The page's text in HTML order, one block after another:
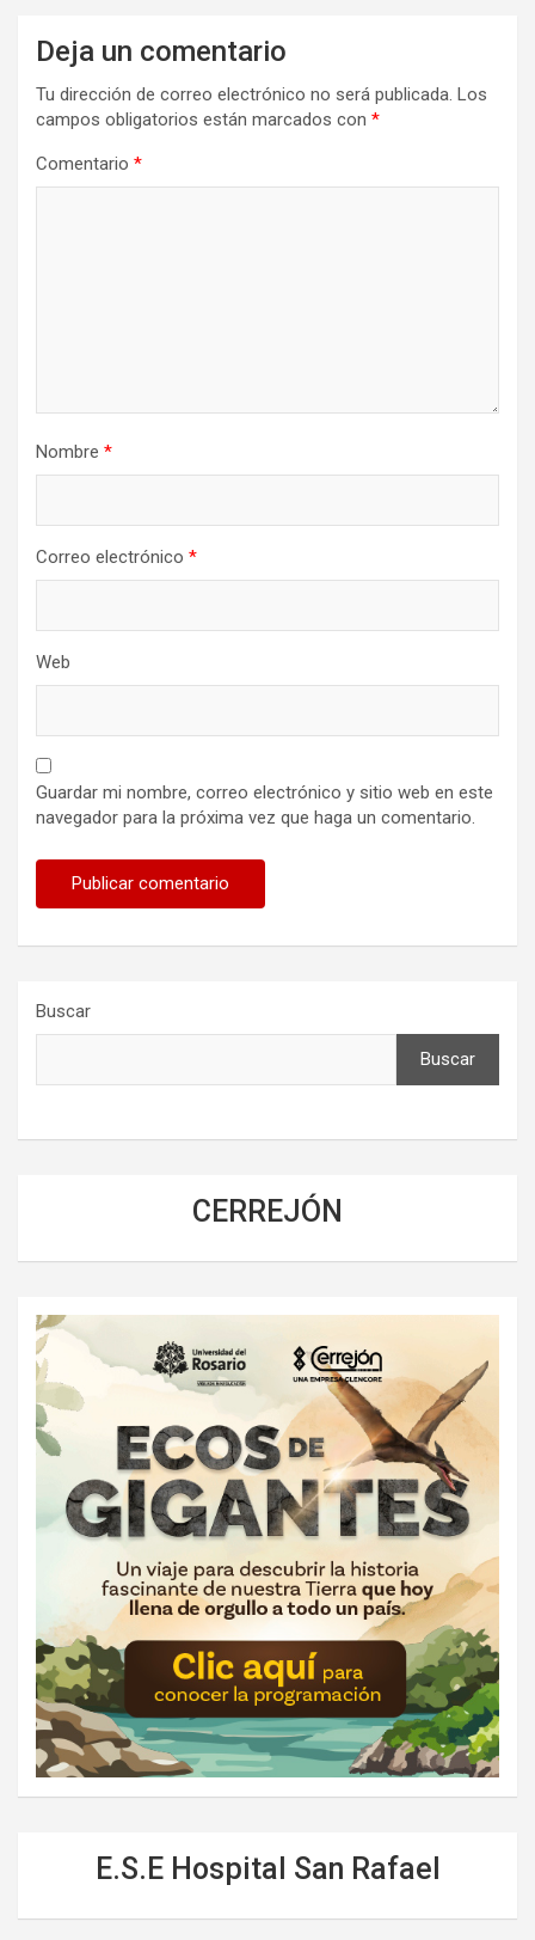
Deja un comentario
Tu dirección de correo electrónico no será publicada. Los
campos obligatorios están marcados con *
Comentario *
Nombre *
Correo electrónico *
Web
Guardar mi nombre, correo electrónico y sitio web en este
navegador para la próxima vez que haga un comentario.
Buscar
Buscar
CERREJÓN
E.S.E Hospital San Rafael